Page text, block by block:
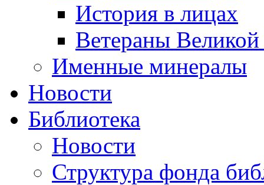
История в лицах
Ветераны
Именные минералы
Новости
Библиотека
Новости
Структура фонда